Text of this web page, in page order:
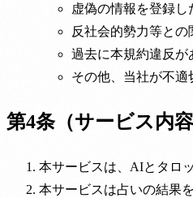
虚偽の情報を登録し
反社会的勢力等と
過去に本規約違反が
その他、当社が不適
第4条（サービス内容
本サービスは、AIとタロ
本サービスは占いの結果